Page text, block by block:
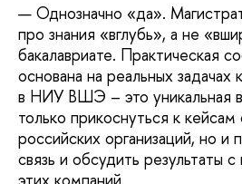
— Однозначно «да».
про знания «вглубь», а не
бакалавриате. Практическая
основана на реальных
в НИУ ВШЭ – это уникальная
только прикоснуться к
российских организаций, но и
связь и обсудить результаты